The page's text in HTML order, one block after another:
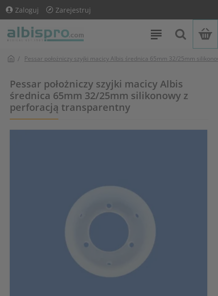
Zaloguj Zarejestruj
Pessar położniczy szyjki macicy Albis średnica 65mm 32/25mm
Pessar położniczy szyjki macicy Albis
średnica 65mm 32/25mm silikonowy z
perforacją transparentny